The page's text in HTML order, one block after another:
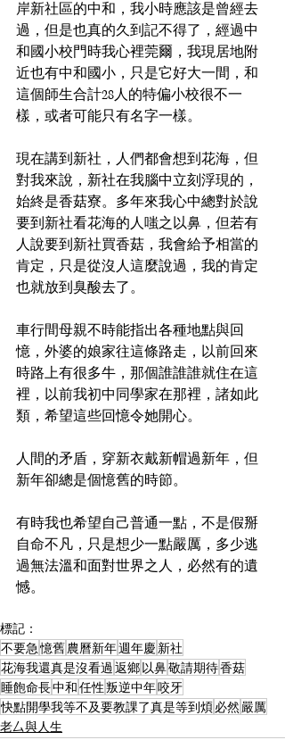
岸新社區的中和，我小時應該是曾經去
過，但是也真的久到記不得了，經過中
和國小校門時我心裡莞爾，我現居地附
近也有中和國小，只是它好大一間，和
這個師生合計28人的特偏小校很不一
樣，或者可能只有名字一樣。
現在講到新社，人們都會想到花海，但
對我來說，新社在我腦中立刻浮現的，
始終是香菇寮。多年來我心中總對於說
要到新社看花海的人嗤之以鼻，但若有
人說要到新社買香菇，我會給予相當的
肯定，只是從沒人這麼說過，我的肯定
也就放到臭酸去了。
車行間母親不時能指出各種地點與回
憶，外婆的娘家往這條路走，以前回來
時路上有很多牛，那個誰誰誰就住在這
裡，以前我初中同學家在那裡，諸如此
類，希望這些回憶令她開心。
人間的矛盾，穿新衣戴新帽過新年，但
新年卻總是個憶舊的時節。
有時我也希望自己普通一點，不是假掰
自命不凡，只是想少一點嚴厲，多少逃
過無法溫和面對世界之人，必然有的遺
憾。
標記：
不要急憶舊農曆新年週年慶 新社
花海我還真是沒看過返鄉以鼻敬請期待香菇
睡飽命長中和任性叛逆中年咬牙
快點開學我等不及要教課了真是等到煩必然 嚴厲
老厶與人生